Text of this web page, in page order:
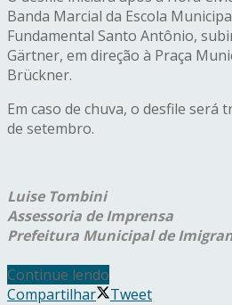
Banda Marcial da Escola
Fundamental Santo Antônio,
Gärtner, em direção à Praça
Brückner.
Em caso de chuva, o desfile será
de setembro.
Luise Tombini
Assessoria de Imprensa
Prefeitura Municipal de
Continue lendo
Compartilhar
Tweet